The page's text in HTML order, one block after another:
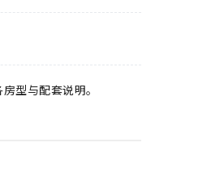
型与配套说明。